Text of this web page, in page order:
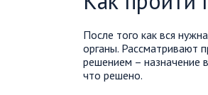
После того как вся
органы. Рассматривают
решением – назначение
что решено.